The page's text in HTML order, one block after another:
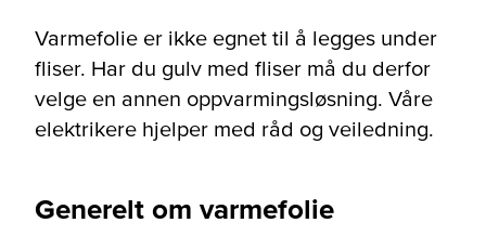
Varmefolie er ikke egnet til å legges under
fliser. Har du gulv med fliser må du derfor
velge en annen oppvarmingsløsning. Våre
elektrikere hjelper med råd og veiledning.
Generelt om varmefolie